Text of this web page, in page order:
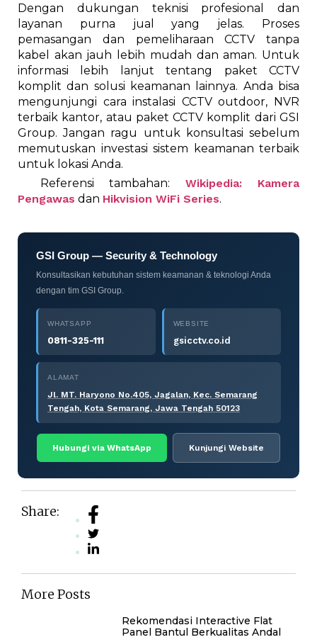
Dengan dukungan teknisi profesional dan
layanan purna jual yang jelas. Proses
pemasangan dan pemeliharaan CCTV tanpa
kabel akan jauh lebih mudah dan aman. Untuk
informasi lebih lanjut tentang paket CCTV
komplit dan solusi keamanan lainnya. Anda bisa
mengunjungi cara instalasi CCTV outdoor, NVR
terbaik kantor, atau paket CCTV komplit dari GSI
Group. Jangan ragu untuk konsultasi sebelum
memutuskan investasi sistem keamanan terbaik
untuk lokasi Anda.
Referensi tambahan: Wikipedia: Kamera
Pengawas dan Hikvision WiFi Series.
GSI Group — Security & Technology
Konsultasikan kebutuhan sistem keamanan & teknologi Anda
dengan tim GSI Group.
WHATSAPP
0811-325-111
WEBSITE
gsicctv.co.id
ALAMAT
Jl. MT. Haryono No.405, Jagalan, Kec. Semarang
Tengah, Kota Semarang, Jawa Tengah 50123
Hubungi via WhatsApp Kunjungi Website
Share:
More Posts
Rekomendasi Interactive Flat
Panel Bantul Berkualitas Andal